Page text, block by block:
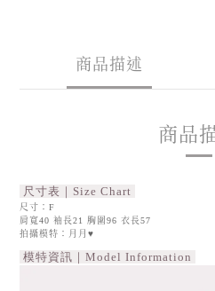
商品描述
商品
尺寸表｜Size Chart
尺寸：F
肩寬40 袖長21 胸圍96 衣長57
拍攝模特：月月♥
模特資訊｜Model Information